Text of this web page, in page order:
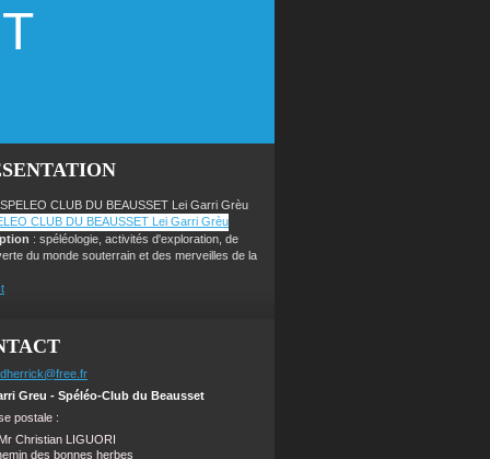
CLUB DU BEAUSSET Lei Garri Grèu
: spéléologie, activités d'exploration, de
du monde souterrain et des merveilles de la
Greu - Spéléo-Club du Beausset
postale :
Christian LIGUORI
des bonnes herbes